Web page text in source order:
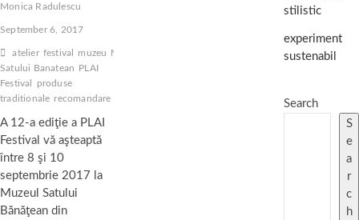
Monica Radulescu
September 6, 2017
atelier festival muzeu Muzeul
Satului Banatean PLAI
Festival
produse
traditionale recomandare
A 12-a ediţie a PLAI
Festival vă aşteaptă
între 8 şi 10
septembrie 2017 la
Muzeul Satului
Bănăţean din
stilistic
experiment
sustenabil
Search
S
e
a
r
c
h